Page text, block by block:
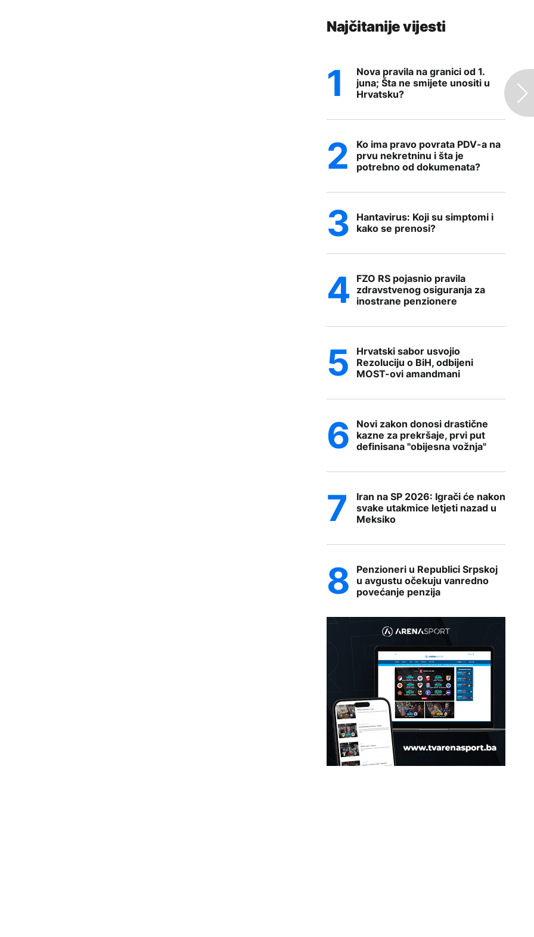
Najčitanije vijesti
Nova pravila na granici od 1.
juna; Šta ne smijete unositi u
Hrvatsku?
Ko ima pravo povrata PDV-a na
prvu nekretninu i šta je
potrebno od dokumenata?
Hantavirus: Koji su simptomi i
kako se prenosi?
FZO RS pojasnio pravila
zdravstvenog osiguranja za
inostrane penzionere
Hrvatski sabor usvojio
Rezoluciju o BiH, odbijeni
MOST-ovi amandmani
Novi zakon donosi drastične
kazne za prekršaje, prvi put
definisana "obijesna vožnja"
Iran na SP 2026: Igrači će nakon
svake utakmice letjeti nazad u
Meksiko
Penzioneri u Republici Srpskoj
u avgustu očekuju vanredno
povećanje penzija